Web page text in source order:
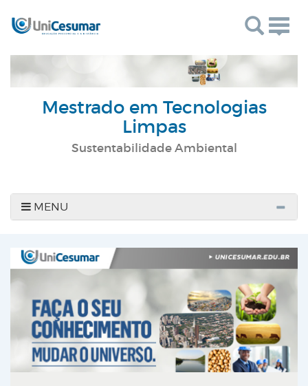
Mestrado em Tecnologias
Limpas
Sustentabilidade Ambiental
MENU